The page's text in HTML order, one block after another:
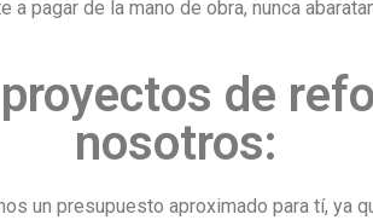
a pagar de la mano de obra, nunca
de
nosotros:
un presupuesto aproximado para tí, ya